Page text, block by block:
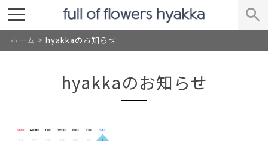
ホーム > hyakkaのお知らせ
hyakkaのお知らせ